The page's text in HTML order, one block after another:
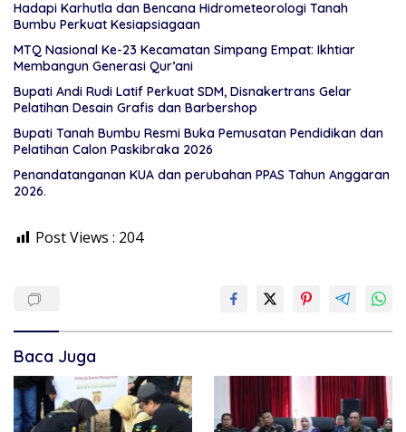
Hadapi Karhutla dan Bencana Hidrometeorologi Tanah
Bumbu Perkuat Kesiapsiagaan
MTQ Nasional Ke-23 Kecamatan Simpang Empat: Ikhtiar
Membangun Generasi Qur’ani
Bupati Andi Rudi Latif Perkuat SDM, Disnakertrans Gelar
Pelatihan Desain Grafis dan Barbershop
Bupati Tanah Bumbu Resmi Buka Pemusatan Pendidikan dan
Pelatihan Calon Paskibraka 2026
Penandatanganan KUA dan perubahan PPAS Tahun Anggaran
2026.
Post Views : 204
Baca Juga